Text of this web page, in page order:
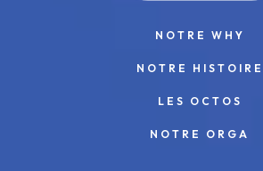
NOTRE WHY
NOTRE HISTOIRE
LES OCTOS
NOTRE ORGA